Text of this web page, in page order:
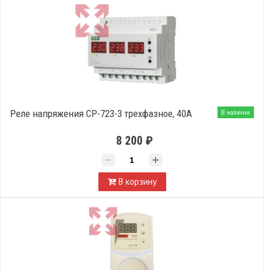
В наличии
Реле напряжения CP-723-3 трехфазное, 40A
8 200 ₽
В корзину